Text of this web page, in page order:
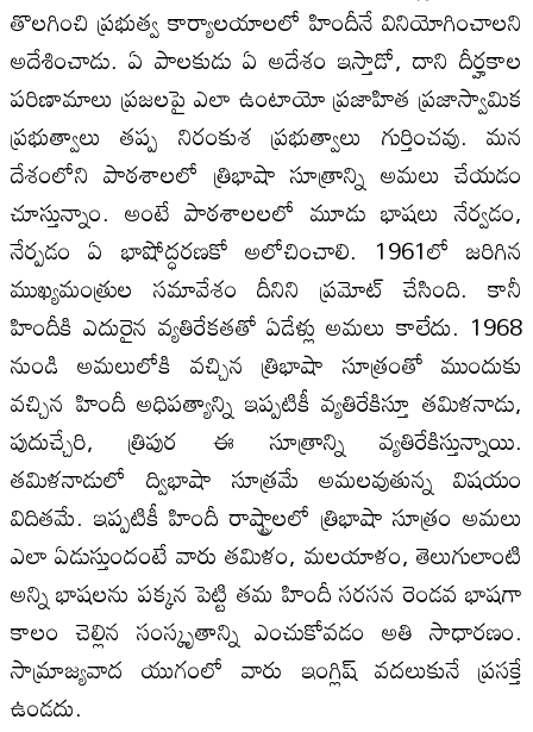
తొలగించి ప్రభుత్వ కార్యాలయాలలో హిందీనే వినియోగించాలని
అదేశించాడు. ఏ పాలకుడు ఏ అదేశం ఇస్తాడో, దాని దీర్హకాల
పరిణామాలు ప్రజలపై ఎలా ఉంటాయో ప్రజాహిత ప్రజాస్వామిక
ప్రభుత్వాలు తప్ప నిరంకుశ ప్రభుత్వాలు గుర్తించవు. మన
దేశంలోని పాఠశాలలో త్రిభాషా సూత్రాన్ని అమలు చేయడం
చూస్తున్నాం. అంటే పాఠశాలలలో మూడు భాషలు నేర్వడం,
నేర్పడం ఏ భాషోద్ధ‌రణకో అలోచించాలి. 1961లో జరిగిన
ముఖ్యమంత్రుల సమావేశం దీనిని ప్రమోట్‌ చేసింది. కానీ
హిందీకి ఎదురైన వ్యతిరేకతతో ఏడేళ్లు అమలు కాలేదు. 1968
నుండి అమలులోకి వచ్చిన త్రిభాషా సూత్రంతో ముందుకు
వచ్చిన హిందీ అధిపత్యాన్ని ఇప్పటికీ వ్యతిరేకిస్తూ తమిళనాడు,
పుదుచ్చేరి, త్రిపుర ఈ సూత్రాన్ని వ్యతిరేకిస్తున్నాయి.
తమిళనాడులో ద్విభాషా సూత్రమే అమలవుతున్న విషయం
విదితమే. ఇప్పటికీ హిందీ రాష్ట్రాలలో త్రిభాషా సూత్రం అమలు
ఎలా ఏడుస్తుందంటే వారు తమిళం, మలయాళం, తెలుగులాంటి
అన్ని భాషలను పక్కన పెట్టి తమ హిందీ సరసన రెండవ భాషగా
కాలం చెల్లిన సంస్కృతాన్ని ఎంచుకోవడం అతి సాధారణం.
సామ్రాజ్యవాద యుగంలో వారు ఇంగ్లిష్‌ వదలుకునే ప్రసక్తే
ఉండదు.